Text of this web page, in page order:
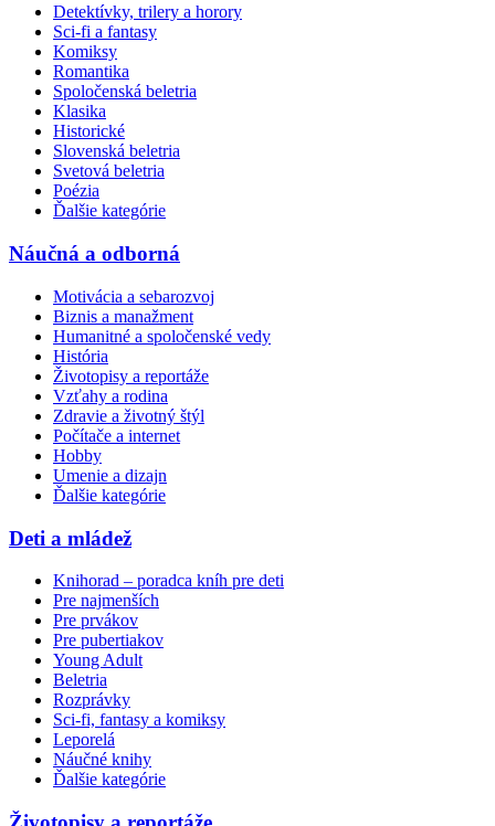
Detektívky, trilery a horory
Sci-fi a fantasy
Komiksy
Romantika
Spoločenská beletria
Klasika
Historické
Slovenská beletria
Svetová beletria
Poézia
Ďalšie kategórie
Náučná a odborná
Motivácia a sebarozvoj
Biznis a manažment
Humanitné a spoločenské vedy
História
Životopisy a reportáže
Vzťahy a rodina
Zdravie a životný štýl
Počítače a internet
Hobby
Umenie a dizajn
Ďalšie kategórie
Deti a mládež
Knihorad – poradca kníh pre deti
Pre najmenších
Pre prvákov
Pre pubertiakov
Young Adult
Beletria
Rozprávky
Sci-fi, fantasy a komiksy
Leporelá
Náučné knihy
Ďalšie kategórie